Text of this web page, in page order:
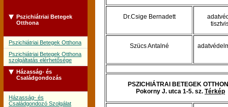
Idősek Otthona
elérhetősége
Pszichiátriai Betegek
Otthona
Pszichiátriai Betegek Otthona
Pszichiátriai Betegek Otthona
szolgáltatás elérhetősége
Házasság- és
Családgondozás
Házasság- és
Családgondozó Szolgálat
Dr.Csige Bernadett
Szücs Antalné
PSZICHIÁTRAI BETEGEK
Pokorny J. utca 1-5. sz. Térkép